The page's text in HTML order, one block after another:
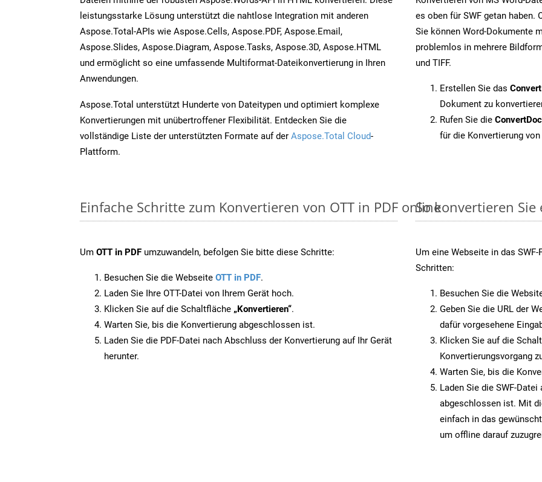
leistungsstarke Lösung unterstützt die nahtlose Integration mit anderen
Aspose.Total-APIs wie Aspose.Cells, Aspose.PDF, Aspose.Email,
Aspose.Slides, Aspose.Diagram, Aspose.Tasks, Aspose.3D, Aspose.HTML
und ermöglicht so eine umfassende Multiformat-Dateikonvertierung in Ihren
Anwendungen.
Aspose.Total unterstützt Hunderte von Dateitypen und optimiert komplexe
Konvertierungen mit unübertroffener Flexibilität. Entdecken Sie die
vollständige Liste der unterstützten Formate auf der Aspose.Total Cloud-
Plattform.
es oben für SWF getan haben.
Sie können Word-Dokumente
problemlos in mehrere
und TIFF.
Erstellen Sie das
Dokument zu
Rufen Sie die
für die Konvertierung von
Einfache Schritte zum Konvertieren von OTT in PDF online
Um OTT in PDF umzuwandeln, befolgen Sie bitte diese Schritte:
Besuchen Sie die Webseite OTT in PDF.
Laden Sie Ihre OTT-Datei von Ihrem Gerät hoch.
Klicken Sie auf die Schaltfläche „Konvertieren“.
Warten Sie, bis die Konvertierung abgeschlossen ist.
Laden Sie die PDF-Datei nach Abschluss der Konvertierung auf Ihr Gerät
herunter.
So konvertieren Sie
Um eine Webseite in das
Schritten:
Besuchen Sie die
Geben Sie die URL der
dafür vorgesehene
Klicken Sie auf die
Konvertierungsvorgang
Warten Sie, bis die
Laden Sie die SWF-
abgeschlossen ist. Mit
einfach in das
um offline darauf